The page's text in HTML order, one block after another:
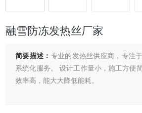
融雪防冻发热丝厂家
简要描述： 专业的发热丝供应商，专注
系统化服务。 设计工作量小，施工方便
效率高，能大大降低能耗。